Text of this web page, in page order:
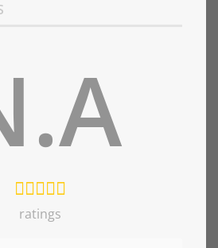
ratings